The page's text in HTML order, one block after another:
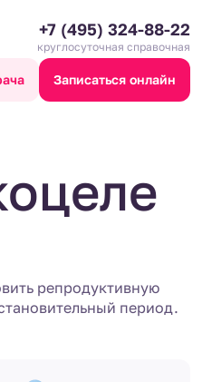
+7 (495) 324-88-22
круглосуточная справочная
Записаться онлайн
репродуктивную
период.